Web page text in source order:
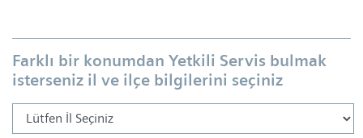
Farklı bir konumdan Yetkili Servis bulmak
isterseniz il ve ilçe bilgilerini seçiniz